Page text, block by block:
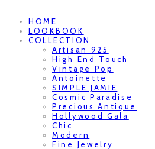
HOME
LOOKBOOK
COLLECTION
Artisan 925
High End Touch
Vintage Pop
Antoinette
SIMPLE JAMIE
Cosmic Paradise
Precious Antique
Hollywood Gala
Chic
Modern
Fine Jewelry